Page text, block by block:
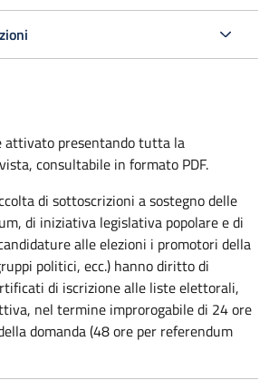
attivato presentando tutta la
consultabile in formato PDF.
di sottoscrizioni a sostegno delle
di iniziativa legislativa popolare e di
alle elezioni i promotori della
politici, ecc.) hanno diritto di
di iscrizione alle liste elettorali,
nel termine improrogabile di 24 ore
domanda (48 ore per referendum